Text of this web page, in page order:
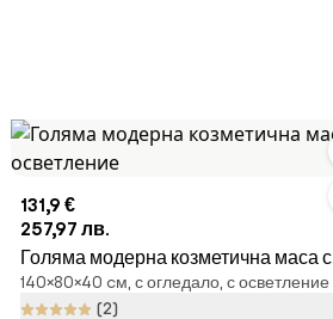
131,9 €
257,97 лв.
Голяма модерна козметична маса с
осветление
140×80×40 cм, с огледало, с осветление
(2)